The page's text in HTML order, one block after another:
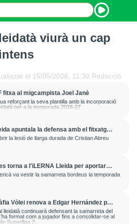
PROGRAMES
ESPORTS
viurà un cap
el 15/05/2026, 11:30 Redacció
fitxa al migcampista Joel Jané
reforçant la seva plantilla amb la incorporació
per a la temporada 2026-27
apuntala la defensa amb el fitxatge
Romero
la lesió de llarga durada de Cristian Abreu
torna a l'iLERNA Lleida per aportar
va vestir la samarreta bordeus la temporada
Vòlei renova a Edgar Hernández per
2026-2027
lleidatà continuarà defensant la samarreta del
format com a jugador fins a consolidar-se al
Superlliga 2